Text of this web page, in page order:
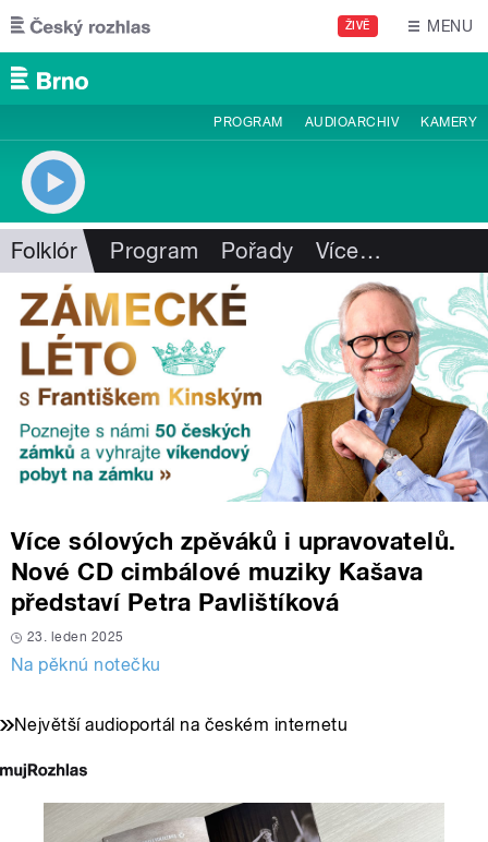
Přejít k hlavnímu obsahu
ŽIVĚ MENU
PROGRAM AUDIOARCHIV KAMERY
Folklór Program Pořady Více…
Více sólových zpěváků i upravovatelů.
Nové CD cimbálové muziky Kašava
představí Petra Pavlištíková
23. leden 2025
Na pěknú notečku
Největší audioportál na českém internetu